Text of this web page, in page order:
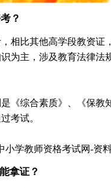
？
相比其他高学段教资证
为主，涉及教育法律
《综合素质》、《保
考试。
小学教师资格考试网-资
拿证？